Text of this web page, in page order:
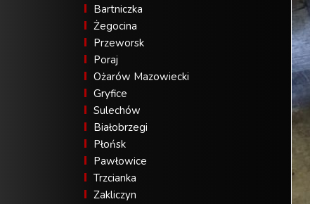
Bartniczka
Żegocina
Przeworsk
Poraj
Ożarów Mazowiecki
Gryfice
Sulechów
Białobrzegi
Płońsk
Pawłowice
Trzcianka
Zakliczyn